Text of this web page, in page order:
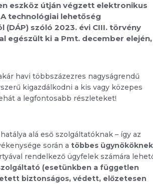
eszköz útján végzett elektronikus
technológiai lehetőség
szóló 2023. évi CIII. törvény
egészült ki a Pmt. december elején,
havi többszázezres nagyságrendű
kigazdálkodni a kis vagy közepes
a legfontosabb részleteket!
alá eső szolgáltatóknak – így az
során atöbbes
rendelkező ügyfelek számára
(esetünkben a független
biztonságos, védett, előzetesen